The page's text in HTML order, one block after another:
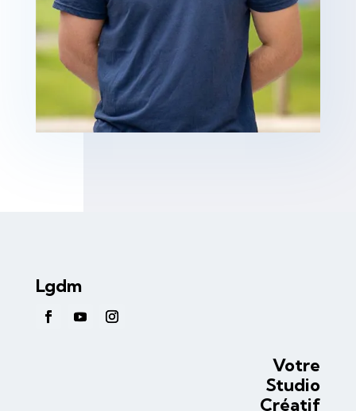
Lgdm
Votre
Studio
Créatif